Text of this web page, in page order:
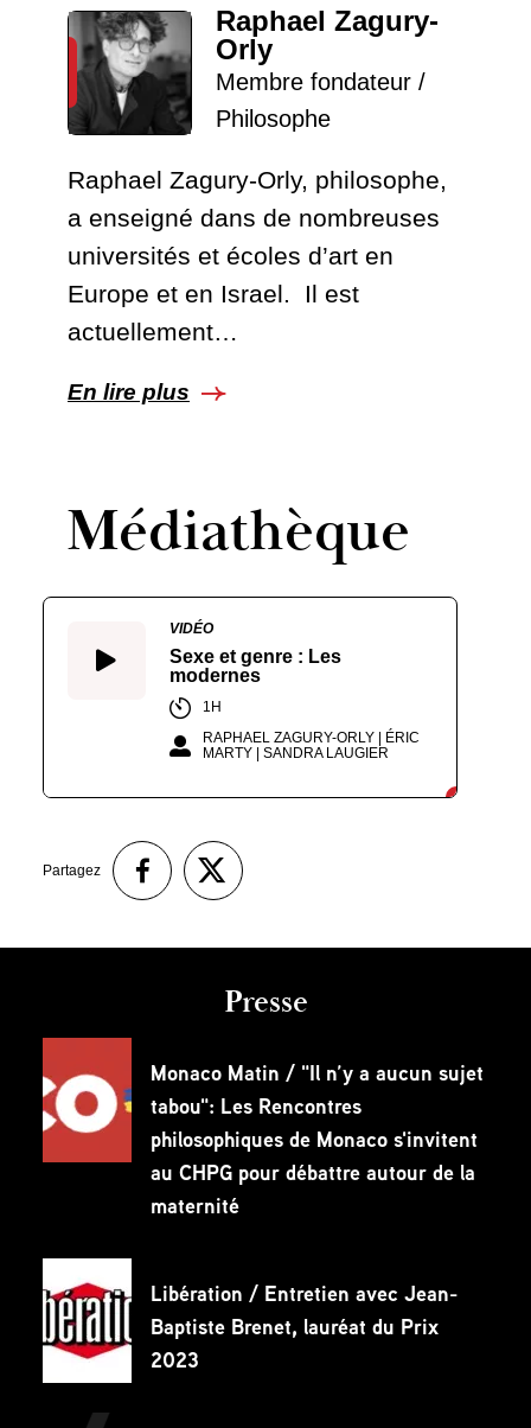
Raphael Zagury-
Orly
Membre fondateur /
Philosophe
Raphael Zagury-Orly, philosophe,
a enseigné dans de nombreuses
universités et écoles d’art en
Europe et en Israel. Il est
actuellement…
En lire plus
Médiathèque
VIDÉO
Sexe et genre : Les
modernes
1H
RAPHAEL ZAGURY-ORLY | ÉRIC
MARTY | SANDRA LAUGIER
Partagez
Presse
Monaco Matin / "Il n’y a aucun sujet
tabou": Les Rencontres
philosophiques de Monaco s'invitent
au CHPG pour débattre autour de la
maternité
Libération / Entretien avec Jean-
Baptiste Brenet, lauréat du Prix
2023